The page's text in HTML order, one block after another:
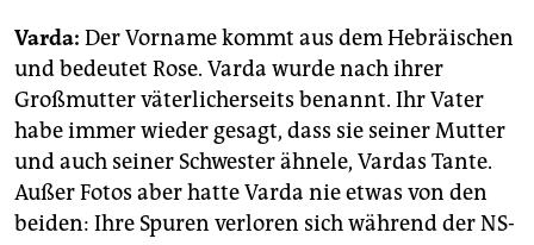
Varda: Der Vorname kommt aus dem Hebräischen
und bedeutet Rose. Varda wurde nach ihrer
Großmutter väterlicherseits benannt. Ihr Vater
habe immer wieder gesagt, dass sie seiner Mutter
und auch seiner Schwester ähnele, Vardas Tante.
Außer Fotos aber hatte Varda nie etwas von den
beiden: Ihre Spuren verloren sich während der NS-